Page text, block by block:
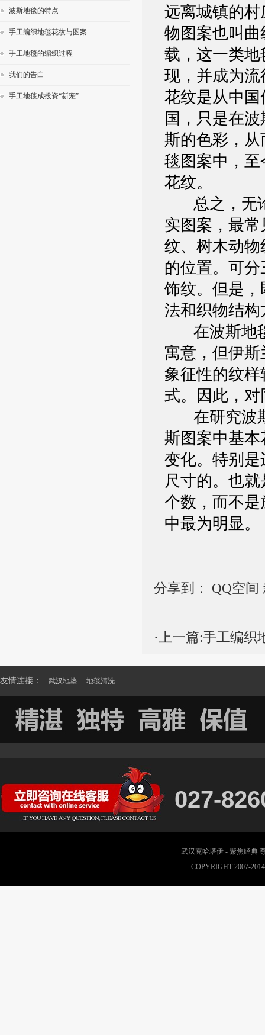
波斯地毯的特点
手工编织地毯花纹与图案
手工地毯的编织过程
我们的告白
手工地毯成投资“新宠”
远离城镇的
物图案也叫
载，这一类
现，并成为
花纹是从中
国，只是在
斯的色彩，
毯图案中，
花纹。
总之，无论
实图案，最
纹、树木动
的位置。可
饰纹。但是
法和织物结
在波斯地毯
寓意，但伊
象征性的纹
式。因此，
在研究波斯
斯图案中基
变化。特别
尺寸的。也
个数，而不
中最为明显。
分享到： QQ空间
·上一篇:手工编织
友情连接： 武汉地垫 地毯清洗
027-
武汉克哈塔伊 - 聚焦经典
COPYRIGHT 2007-